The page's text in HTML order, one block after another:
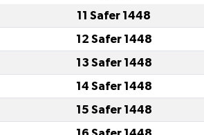
11 Safer 1448
12 Safer 1448
13 Safer 1448
14 Safer 1448
15 Safer 1448